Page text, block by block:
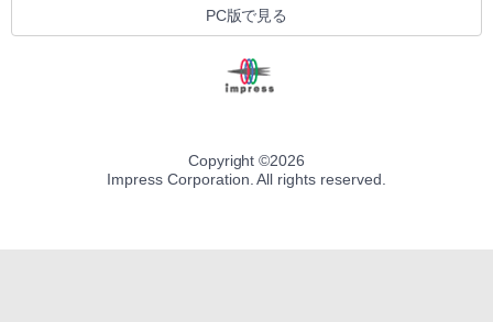
PC版で見る
Copyright ©2026
Impress Corporation. All rights reserved.